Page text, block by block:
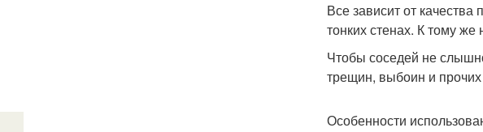
Все зависит от качества
тонких стенах. К тому
Чтобы соседей не
трещин, выбоин и
Особенности